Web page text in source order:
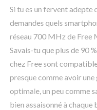
Si tu es un fervent adepte
demandes quels
réseau 700 MHz de Free
Savais-tu que plus de 90
chez Free sont
presque comme avoir
optimale, un peu comme
bien assaisonné à chaque